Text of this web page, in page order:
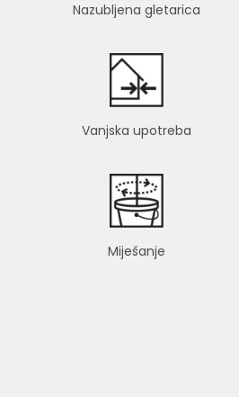
Nazubljena gletarica
Vanjska upotreba
Miješanje